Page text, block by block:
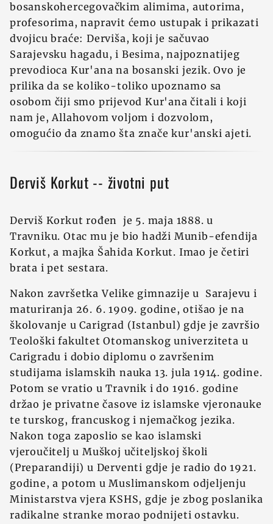
bosanskohercegovačkim alimima, autorima,
profesorima, napravit ćemo ustupak i prikazati
dvojicu braće: Derviša, koji je sačuvao
Sarajevsku hagadu, i Besima, najpoznatijeg
prevodioca Kur'ana na bosanski jezik. Ovo je
prilika da se koliko-toliko upoznamo sa
osobom čiji smo prijevod Kur'ana čitali i koji
nam je, Allahovom voljom i dozvolom,
omogućio da znamo šta znače kur'anski ajeti.
Derviš Korkut -- životni put
Derviš Korkut rođen je 5. maja 1888. u
Travniku. Otac mu je bio hadži Munib-efendija
Korkut, a majka Šahida Korkut. Imao je četiri
brata i pet sestara.
Nakon završetka Velike gimnazije u Sarajevu i
maturiranja 26. 6. 1909. godine, otišao je na
školovanje u Carigrad (Istanbul) gdje je završio
Teološki fakultet Otomanskog univerziteta u
Carigradu i dobio diplomu o završenim
studijama islamskih nauka 13. jula 1914. godine.
Potom se vratio u Travnik i do 1916. godine
držao je privatne časove iz islamske vjeronauke
te turskog, francuskog i njemačkog jezika.
Nakon toga zaposlio se kao islamski
vjeroučitelj u Muškoj učiteljskoj školi
(Preparandiji) u Derventi gdje je radio do 1921.
godine, a potom u Muslimanskom odjeljenju
Ministarstva vjera KSHS, gdje je zbog poslanika
radikalne stranke morao podnijeti ostavku.